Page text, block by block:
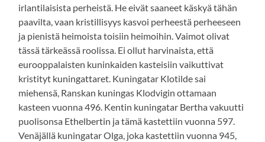
irlantilaisista perheistä. He eivät saaneet käskyä tähän
paavilta, vaan kristillisyys kasvoi perheestä perheeseen
ja pienistä heimoista toisiin heimoihin. Vaimot olivat
tässä tärkeässä roolissa. Ei ollut harvinaista, että
eurooppalaisten kuninkaiden kasteisiin vaikuttivat
kristityt kuningattaret. Kuningatar Klotilde sai
miehensä, Ranskan kuningas Klodvigin ottamaan
kasteen vuonna 496. Kentin kuningatar Bertha vakuutti
puolisonsa Ethelbertin ja tämä kastettiin vuonna 597.
Venäjällä kuningatar Olga, joka kastettiin vuonna 945,